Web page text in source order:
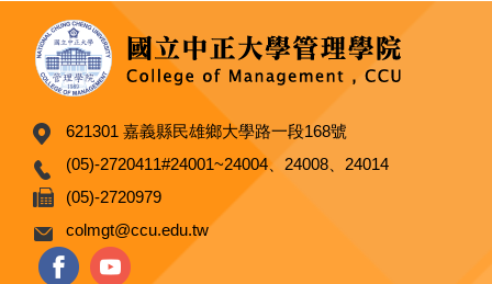
621301 嘉義縣民雄鄉大學路一段168號
(05)-2720411#24001~24004、24008、24014
(05)-2720979
colmgt@ccu.edu.tw